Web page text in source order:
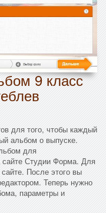
9 класс
для того, чтобы каждый
альбом о выпуске.
для
сайте Студии Форма. Для
После этого вы
Теперь нужно
параметры и